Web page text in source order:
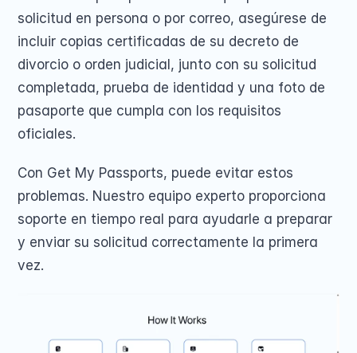
solicitud en persona o por correo, asegúrese de
incluir copias certificadas de su decreto de
divorcio o orden judicial, junto con su solicitud
completada, prueba de identidad y una foto de
pasaporte que cumpla con los requisitos
oficiales.
Con Get My Passports, puede evitar estos
problemas. Nuestro equipo experto proporciona
soporte en tiempo real para ayudarle a preparar
y enviar su solicitud correctamente la primera
vez.